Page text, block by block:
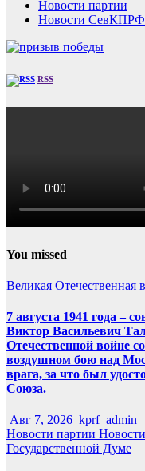
Новости партии
Новости СевКПРФ
RSS
You missed
Великая Отечественная
7 августа 1941 года –
Виктор Васильевич
Отечественной войне
воздушном бою над
врага, за что был
Союза.
Авг 7, 2026 kprf_admin
Новости партии
Государственной Думе